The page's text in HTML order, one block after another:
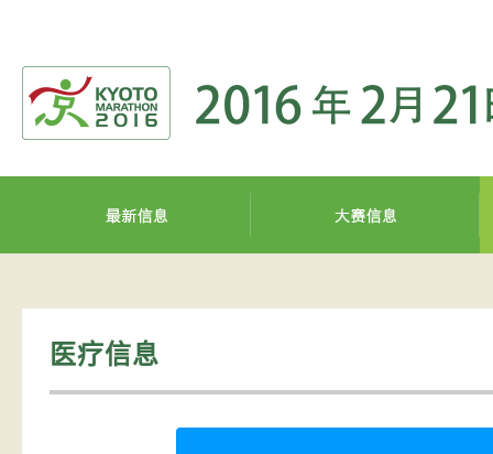
医疗信息